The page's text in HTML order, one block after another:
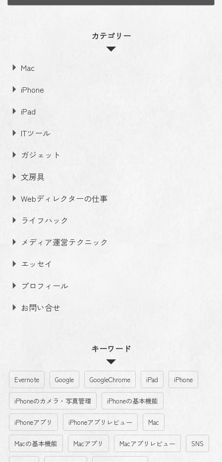
カテゴリー
Mac
iPhone
iPad
ITツール
ガジェット
文房具
Webディレクターの仕事
ライフハック
メディア運営テクニック
エッセイ
プロフィール
お問い合せ
キーワード
Evernote Google GoogleChrome iPad iPhone
iPhoneのカメラ・写真管理 iPhoneの基本機能
iPhoneアプリ iPhoneアプリレビュー Mac
Macの基本機能 Macアプリ Macアプリレビュー SNS